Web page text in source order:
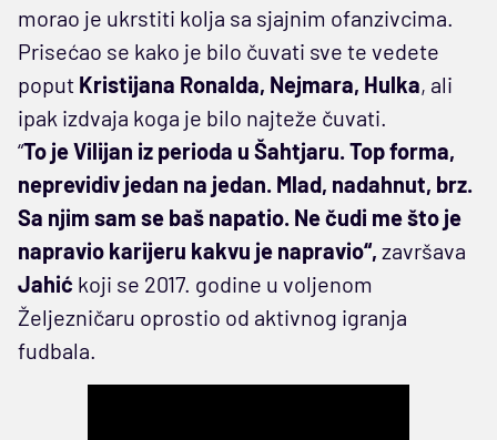
morao je ukrstiti kolja sa sjajnim ofanzivcima.
Prisećao se kako je bilo čuvati sve te vedete
poput Kristijana Ronalda, Nejmara, Hulka, ali
ipak izdvaja koga je bilo najteže čuvati.
“To je Vilijan iz perioda u Šahtjaru. Top forma,
neprevidiv jedan na jedan. Mlad, nadahnut, brz.
Sa njim sam se baš napatio. Ne čudi me što je
napravio karijeru kakvu je napravio“, završava
Jahić koji se 2017. godine u voljenom
Željezničaru oprostio od aktivnog igranja
fudbala.